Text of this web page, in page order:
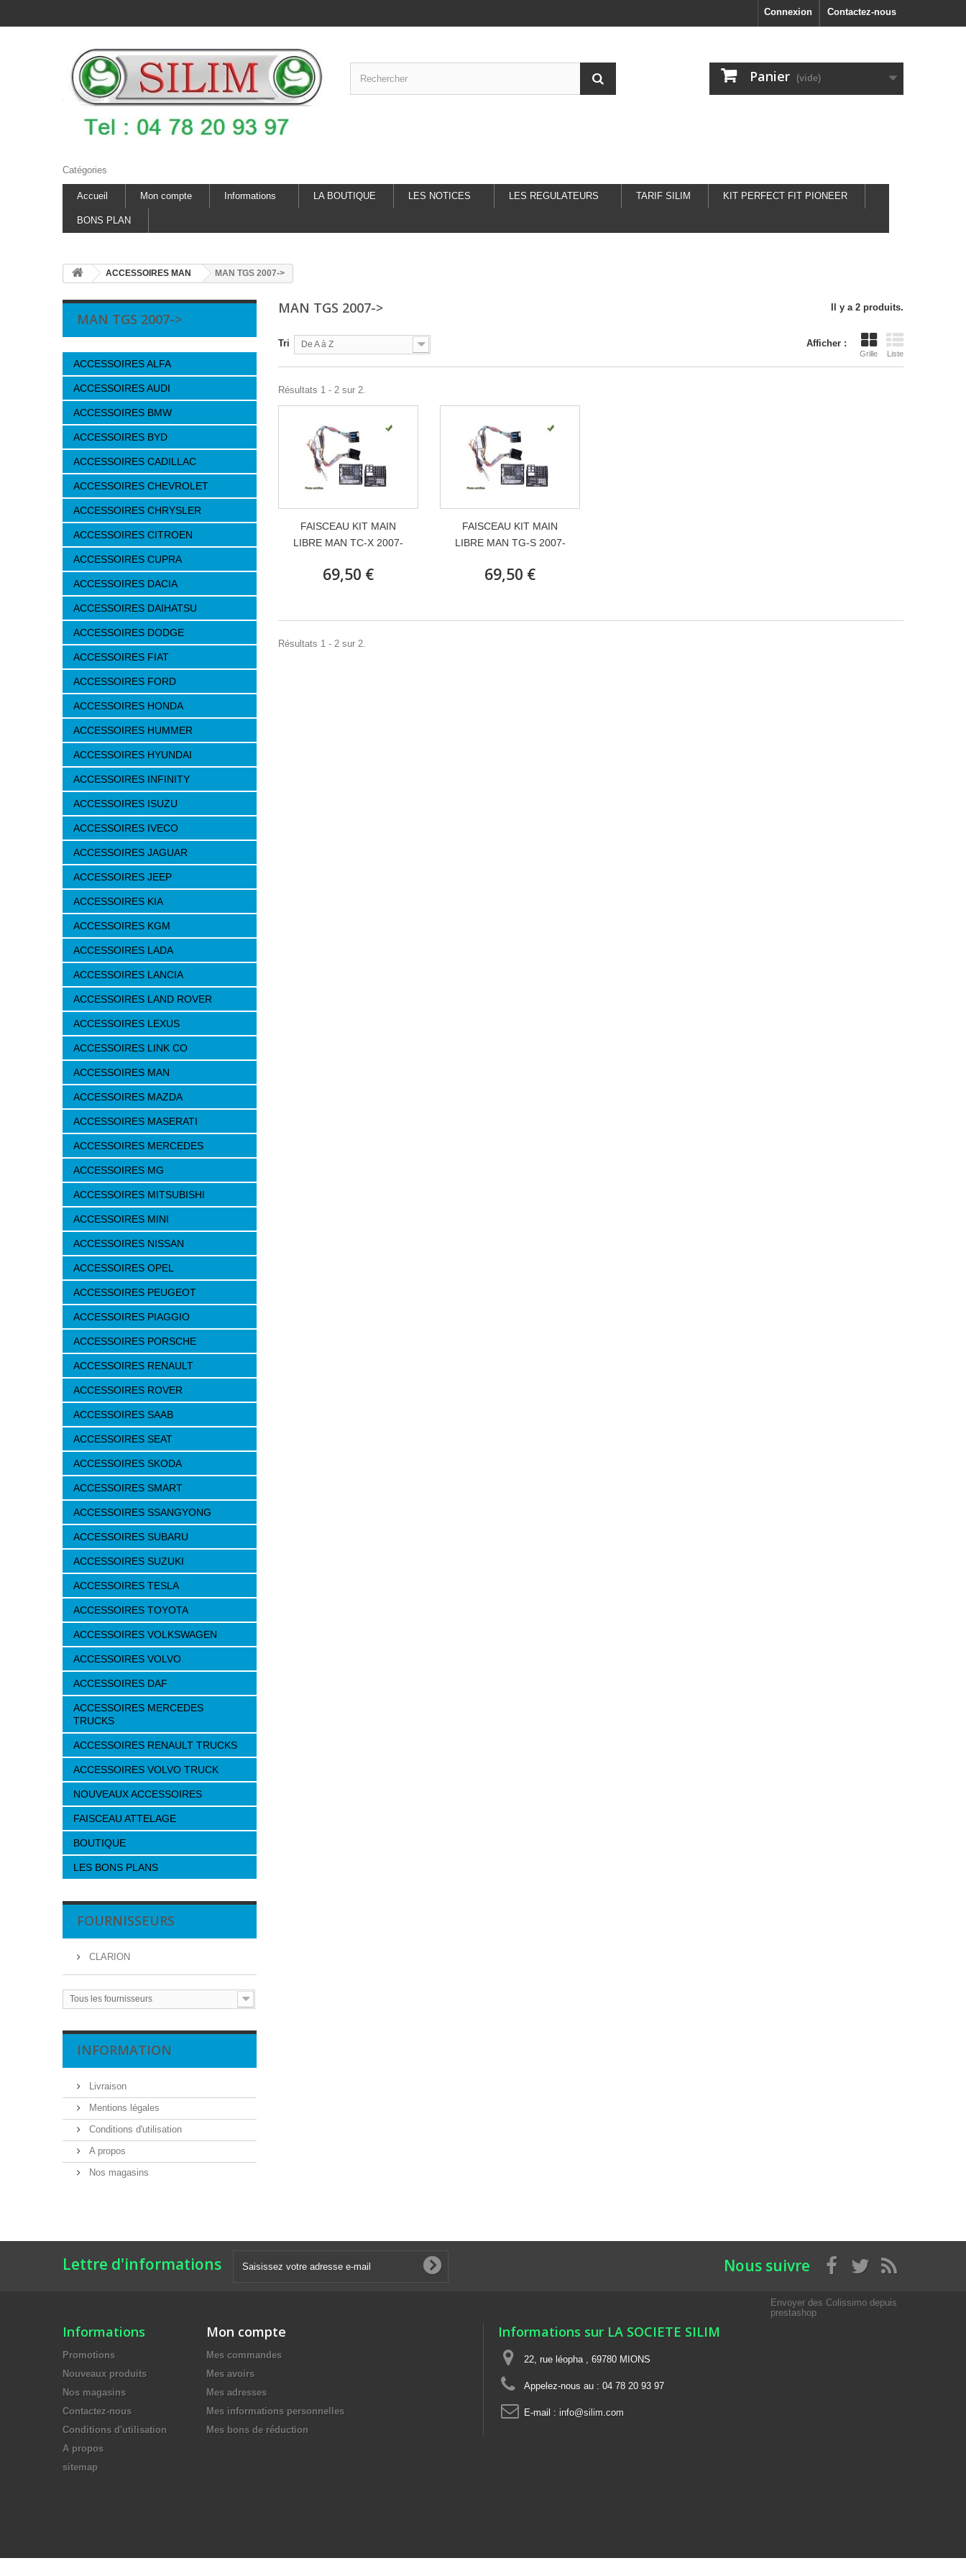
Contactez-nous
Connexion
Panier (vide)
Catégories
Accueil Mon compte Informations LA BOUTIQUE LES NOTICES LES REGULATEURS TARIF SILIM KIT PERFECT FIT PIONEER
BONS PLAN
ACCESSOIRES MAN MAN TGS 2007->
MAN TGS 2007->
ACCESSOIRES ALFA
ACCESSOIRES AUDI
ACCESSOIRES BMW
ACCESSOIRES BYD
ACCESSOIRES CADILLAC
ACCESSOIRES CHEVROLET
ACCESSOIRES CHRYSLER
ACCESSOIRES CITROEN
ACCESSOIRES CUPRA
ACCESSOIRES DACIA
ACCESSOIRES DAIHATSU
ACCESSOIRES DODGE
ACCESSOIRES FIAT
ACCESSOIRES FORD
ACCESSOIRES HONDA
ACCESSOIRES HUMMER
ACCESSOIRES HYUNDAI
ACCESSOIRES INFINITY
ACCESSOIRES ISUZU
ACCESSOIRES IVECO
ACCESSOIRES JAGUAR
ACCESSOIRES JEEP
ACCESSOIRES KIA
ACCESSOIRES KGM
ACCESSOIRES LADA
ACCESSOIRES LANCIA
ACCESSOIRES LAND ROVER
ACCESSOIRES LEXUS
ACCESSOIRES LINK CO
ACCESSOIRES MAN
ACCESSOIRES MAZDA
ACCESSOIRES MASERATI
ACCESSOIRES MERCEDES
ACCESSOIRES MG
ACCESSOIRES MITSUBISHI
ACCESSOIRES MINI
ACCESSOIRES NISSAN
ACCESSOIRES OPEL
ACCESSOIRES PEUGEOT
ACCESSOIRES PIAGGIO
ACCESSOIRES PORSCHE
ACCESSOIRES RENAULT
ACCESSOIRES ROVER
ACCESSOIRES SAAB
ACCESSOIRES SEAT
ACCESSOIRES SKODA
ACCESSOIRES SMART
ACCESSOIRES SSANGYONG
ACCESSOIRES SUBARU
ACCESSOIRES SUZUKI
ACCESSOIRES TESLA
ACCESSOIRES TOYOTA
ACCESSOIRES VOLKSWAGEN
ACCESSOIRES VOLVO
ACCESSOIRES DAF
ACCESSOIRES MERCEDES
TRUCKS
ACCESSOIRES RENAULT TRUCKS
ACCESSOIRES VOLVO TRUCK
NOUVEAUX ACCESSOIRES
FAISCEAU ATTELAGE
BOUTIQUE
LES BONS PLANS
FOURNISSEURS
CLARION
Tous les fournisseurs
INFORMATION
Livraison
Mentions légales
Conditions d'utilisation
A propos
Nos magasins
MAN TGS 2007-> Il y a 2 produits.
Afficher :
Grille Liste
Tri De A à Z
Résultats 1 - 2 sur 2.
FAISCEAU KIT MAIN
LIBRE MAN TC-X 2007-
69,50 €
FAISCEAU KIT MAIN
LIBRE MAN TG-S 2007-
69,50 €
Résultats 1 - 2 sur 2.
Lettre d'informations Nous suivre
Informations
Promotions
Nouveaux produits
Nos magasins
Contactez-nous
Conditions d'utilisation
A propos
sitemap
Mon compte
Mes commandes
Mes avoirs
Mes adresses
Mes informations personnelles
Mes bons de réduction
Informations sur LA SOCIETE SILIM
22, rue léopha , 69780 MIONS
Appelez-nous au : 04 78 20 93 97
E-mail : info@silim.com
Envoyer des Colissimo depuis
prestashop